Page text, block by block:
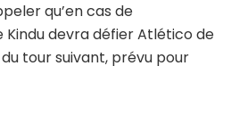
qu’en cas de
Kindu devra défier Atlético de
tour suivant, prévu pour